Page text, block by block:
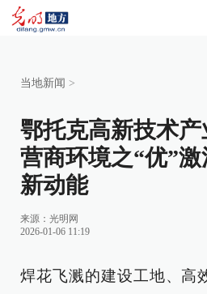
当地新闻 >
鄂托克高新技术
营商环境之“优”
新动能
来源： 光明网
2026-01-06 11:19
焊花飞溅的建设工地、高